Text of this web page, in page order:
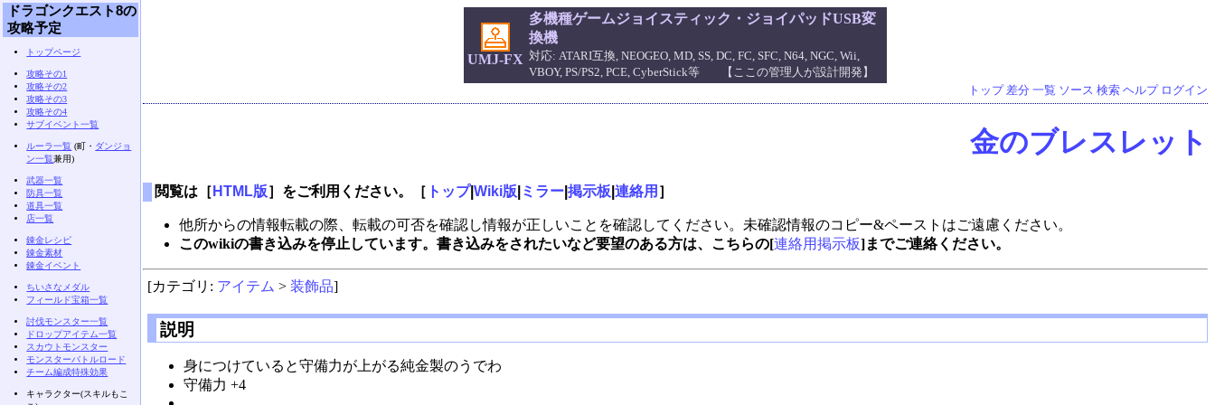
UMJ-FX
多機種ゲームジョイスティック・ジョイパッドUSB変
換機
対応: ATARI互換, NEOGEO, MD, SS, DC, FC, SFC, N64, NGC, Wii,
VBOY, PS/PS2, PCE, CyberStick等 【ここの管理人が設計開発】
トップ 差分 一覧 ソース 検索 ヘルプ ログイン
金のブレスレット
閲覧は［ HTML版］をご利用ください。［ トップ|Wiki版 ミラー| 掲示板 連絡用 ］
他所からの情報転載の際、転載の可否を確認し情報が正しいことを確認してください。未確認情報のコピー&ペーストはご遠慮ください。
このwikiの書き込みを停止しています。書き込みをされたいなど要望のある方は、こちらの[連絡用掲示板]までご連絡ください。
[カテゴリ: アイテム > 装飾品]
説明
身につけていると守備力が上がる純金製のうでわ
守備力 +4
ドラゴンクエスト8の
攻略予定
トップページ
攻略その1
攻略その2
攻略その3
攻略その4
サブイベント一覧
ルーラ一覧 (町・ ダンジョ
ン一覧兼用)
武器一覧
防具一覧
道具一覧
店一覧
錬金レシピ
錬金素材
錬金イベント
ちいさなメダル
フィールド宝箱一覧
討伐モンスター一覧
ドロップアイテム一覧
スカウトモンスター
モンスターバトルロード
チーム編成特殊効果
キャラクター(スキルもこ